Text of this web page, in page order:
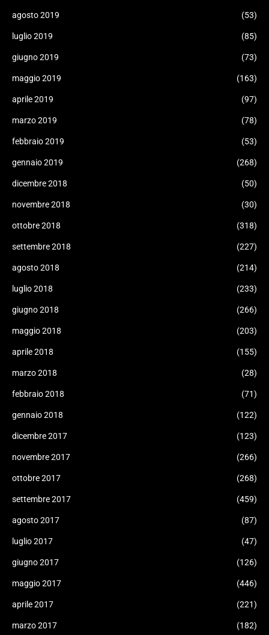
agosto 2019 (53)
luglio 2019 (85)
giugno 2019 (73)
maggio 2019 (163)
aprile 2019 (97)
marzo 2019 (78)
febbraio 2019 (53)
gennaio 2019 (268)
dicembre 2018 (50)
novembre 2018 (30)
ottobre 2018 (318)
settembre 2018 (227)
agosto 2018 (214)
luglio 2018 (233)
giugno 2018 (266)
maggio 2018 (203)
aprile 2018 (155)
marzo 2018 (28)
febbraio 2018 (71)
gennaio 2018 (122)
dicembre 2017 (123)
novembre 2017 (266)
ottobre 2017 (268)
settembre 2017 (459)
agosto 2017 (87)
luglio 2017 (47)
giugno 2017 (126)
maggio 2017 (446)
aprile 2017 (221)
marzo 2017 (182)